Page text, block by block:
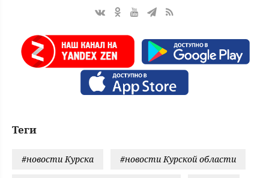
Теги
#новости Курска #новости Курской области